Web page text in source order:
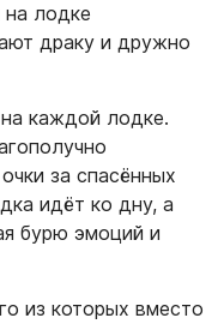
лодке
драку и дружно
каждой лодке.
за спасённых
идёт ко дну, а
бурю эмоций и
из которых вместо